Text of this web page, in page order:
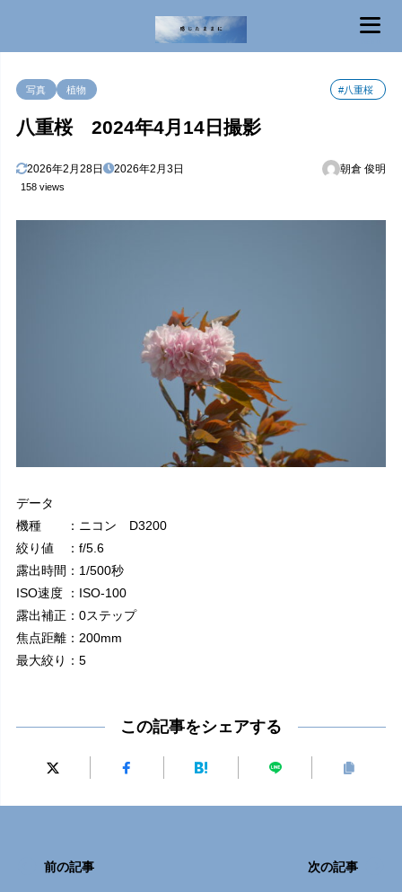
写真 植物 #八重桜
八重桜 2024年4月14日撮影
2026年2月28日 2026年2月3日 朝倉 俊明
158 views
データ
機種 ：ニコン D3200
絞り値 ：f/5.6
露出時間：1/500秒
ISO速度 ：ISO-100
露出補正：0ステップ
焦点距離：200mm
最大絞り：5
この記事をシェアする
前の記事 次の記事